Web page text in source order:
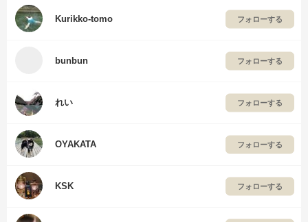
Kurikko-tomo フォローする
bunbun フォローする
れい フォローする
OYAKATA フォローする
KSK フォローする